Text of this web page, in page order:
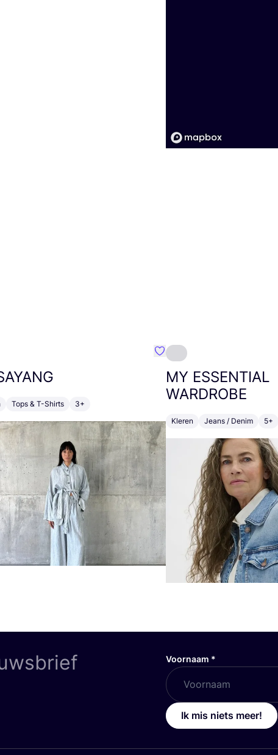
{naam}
Tops & T-Shirts 3+
Favoriete {naam}
MY ESSENTIAL
WARDROBE
Kleren Jeans / Denim 5+
Voornaam *
Ik mis niets meer!